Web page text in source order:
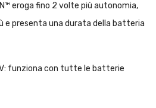
eroga fino 2 volte più autonomia,
e presenta una durata della batteria
funziona con tutte le batterie